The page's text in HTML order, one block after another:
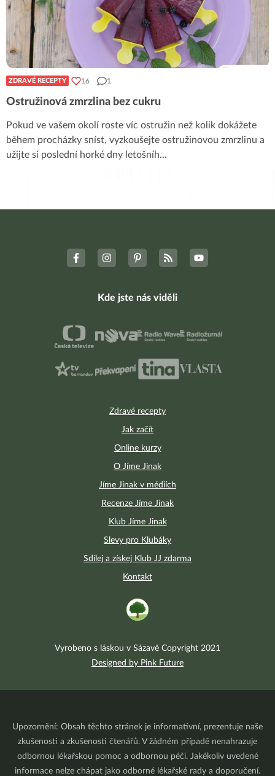
ZDRAVÉ RECEPTY 16 1
Ostružinová zmrzlina bez cukru
Pokud ve vašem okolí roste víc ostružin než kolik dokážete
během procházky sníst, vyzkoušejte ostružinovou zmrzlinu a
užijte si poslední horké dny letošníh...
Zdravé recepty
Jak začít
Online kurzy
O Jíme Jinak
Jíme Jinak v médiích
Recenze Jíme Jinak
Klub Jíme Jinak
Slevy pro Klubáky
Sdílej a získej Klub JJ zdarma
Kontakt
Kde jste nás viděli
Vyrobeno s láskou v Sázavě Copyright 2021
Designed by Pink Future
Upozornění: Obsah těchto stránek je informativní, prezentuje naše
zkušenosti a zkušenosti čtenářů. V žádném případě nenahrazuje
odbornou lékařskou pomoc a odbornou péči. Jakékoliv uvedené
informace nelze chápat jako odborné lékařské rady a doporučení.